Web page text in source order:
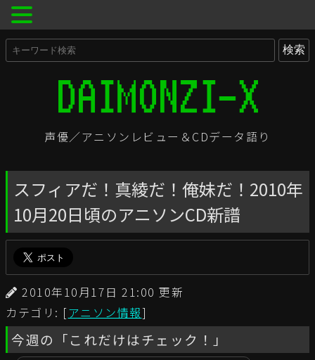
声優／アニソンレビュー＆CDデータ語り
スフィアだ！真綾だ！俺妹だ！2010年
10月20日頃のアニソンCD新譜
2010年10月17日 21:00 更新
カテゴリ: [アニソン情報]
今週の「これだけはチェック！」